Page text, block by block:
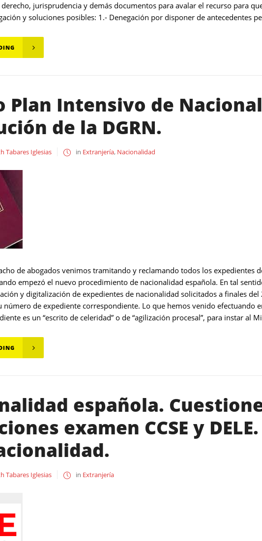
jurisprudencia y demás documentos para avalar el recurso para
y soluciones posibles: 1.- Denegación por disponer de antecedentes
Plan Intensivo de
de la DGRN.
Tabares Iglesias in Extranjería, Nacionalidad
de abogados venimos tramitando y reclamando todos los expedientes
empezó el nuevo procedimiento de nacionalidad española. En tal
y digitalización de expedientes de nacionalidad solicitados a finales
número de expediente correspondiente. Lo que hemos venido efectuando
es un “escrito de celeridad” o de “agilización procesal”, para instar al
española.
examen CCSE y
Tabares Iglesias in Extranjería